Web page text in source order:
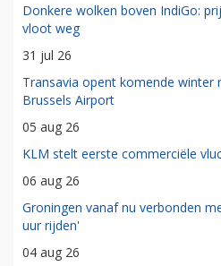
Donkere wolken boven IndiGo:
vloot weg
31 jul 26
Transavia opent komende winter
Brussels Airport
05 aug 26
KLM stelt eerste commerciële
06 aug 26
Groningen vanaf nu verbonden
uur rijden'
04 aug 26